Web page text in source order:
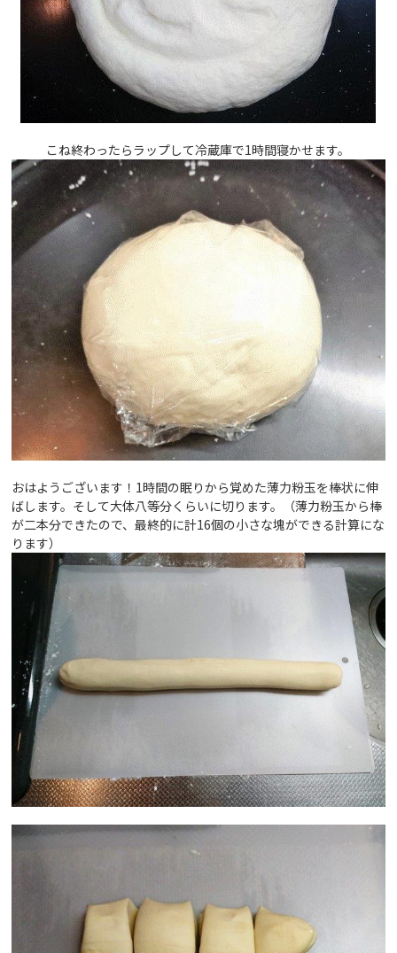
こね終わったらラップして冷蔵庫で1時間寝かせます。
おはようございます！1時間の眠りから覚めた薄力粉玉を棒状に伸
ばします。そして大体八等分くらいに切ります。（薄力粉玉から棒
が二本分できたので、最終的に計16個の小さな塊ができる計算にな
ります）